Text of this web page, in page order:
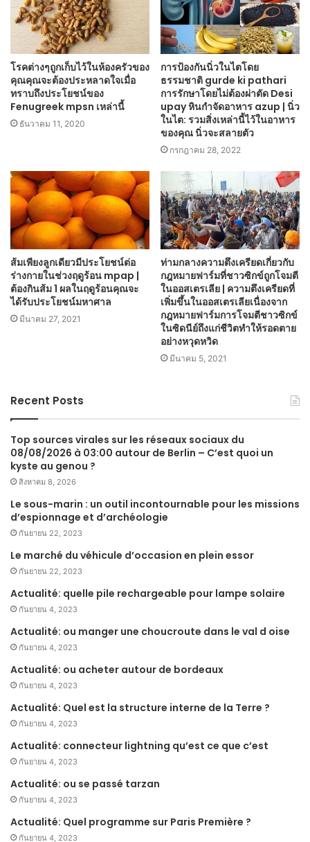
โรคต่างๆถูกเก็บไว้ในห้องครัวของ
คุณคุณจะต้องประหลาดใจเมื่อ
ทราบถึงประโยชน์ของ
Fenugreek mpsn เหล่านี้
ธันวาคม 11, 2020
การป้องกันนิ่วในไตโดย
ธรรมชาติ gurde ki pathari
การรักษาโดยไม่ต้องผ่าตัด Desi
upay หินกำจัดอาหาร azup | นิ่ว
ในไต: รวมสิ่งเหล่านี้ไว้ในอาหาร
ของคุณ นิ่วจะสลายตัว
กรกฎาคม 28, 2022
ส้มเพียงลูกเดียวมีประโยชน์ต่อ
ร่างกายในช่วงฤดูร้อน mpap |
ต้องกินส้ม 1 ผลในฤดูร้อนคุณจะ
ได้รับประโยชน์มหาศาล
มีนาคม 27, 2021
ท่ามกลางความตึงเครียดเกี่ยวกับ
กฎหมายฟาร์มที่ชาวซิกข์ถูกโจมตี
ในออสเตรเลีย | ความตึงเครียดที่
เพิ่มขึ้นในออสเตรเลียเนื่องจาก
กฎหมายฟาร์มการโจมตีชาวซิกข์
ในซิดนีย์ถึงแก่ชีวิตทำให้รอดตาย
อย่างหวุดหวิด
มีนาคม 5, 2021
Recent Posts
Top sources virales sur les réseaux sociaux du
08/08/2026 à 03:00 autour de Berlin – C’est quoi un
kyste au genou ?
สิงหาคม 8, 2026
Le sous-marin : un outil incontournable pour les missions
d’espionnage et d’archéologie
กันยายน 22, 2023
Le marché du véhicule d’occasion en plein essor
กันยายน 22, 2023
Actualité: quelle pile rechargeable pour lampe solaire
กันยายน 4, 2023
Actualité: ou manger une choucroute dans le val d oise
กันยายน 4, 2023
Actualité: ou acheter autour de bordeaux
กันยายน 4, 2023
Actualité: Quel est la structure interne de la Terre ?
กันยายน 4, 2023
Actualité: connecteur lightning qu’est ce que c’est
กันยายน 4, 2023
Actualité: ou se passé tarzan
กันยายน 4, 2023
Actualité: Quel programme sur Paris Première ?
กันยายน 4, 2023